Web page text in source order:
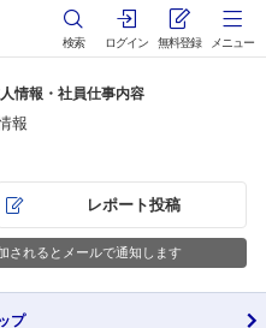
検索 ログイン 無料登録 メニュー
情報・社員仕事内容
報
レポート投稿
されるとメールで通知します
プ